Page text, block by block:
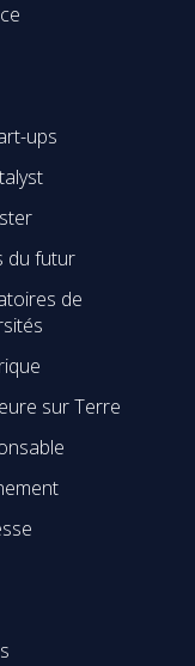
ups
du futur
de
sur Terre